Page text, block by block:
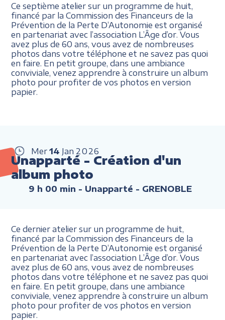
Ce septième atelier sur un programme de huit,
financé par la Commission des Financeurs de la
Prévention de la Perte D’Autonomie est organisé
en partenariat avec l’association L’Âge d’or. Vous
avez plus de 60 ans, vous avez de nombreuses
photos dans votre téléphone et ne savez pas quoi
en faire. En petit groupe, dans une ambiance
conviviale, venez apprendre à construire un album
photo pour profiter de vos photos en version
papier.
Mer 14 Jan 2026
Unapparté - Création d'un
album photo
9 h 00 min - Unapparté - GRENOBLE
Ce dernier atelier sur un programme de huit,
financé par la Commission des Financeurs de la
Prévention de la Perte D’Autonomie est organisé
en partenariat avec l’association L’Âge d’or. Vous
avez plus de 60 ans, vous avez de nombreuses
photos dans votre téléphone et ne savez pas quoi
en faire. En petit groupe, dans une ambiance
conviviale, venez apprendre à construire un album
photo pour profiter de vos photos en version
papier.